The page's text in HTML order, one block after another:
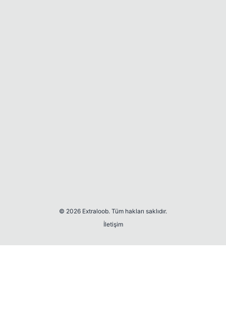
© 2026 Extraloob. Tüm hakları saklıdır.
İletişim